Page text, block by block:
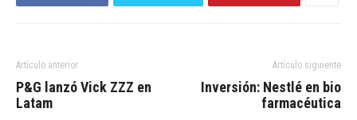
Artículo anterior
P&G lanzó Vick ZZZ en
Latam
Artículo siguiente
Inversión: Nestlé en bio
farmacéutica